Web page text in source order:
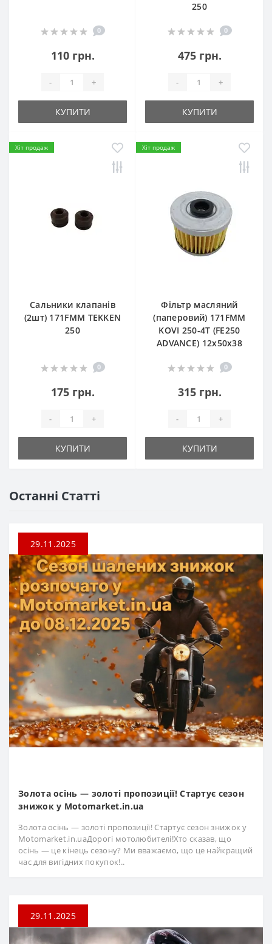
0
110 грн.
- +
КУПИТИ
250
0
475 грн.
- +
КУПИТИ
Хіт продаж
Сальники клапанів
(2шт) 171FMM TEKKEN
250
0
175 грн.
- +
КУПИТИ
Хіт продаж
Фільтр масляний
(паперовий) 171FMM
KOVI 250-4T (FE250
ADVANCE) 12х50х38
0
315 грн.
- +
КУПИТИ
Останні Статті
29.11.2025
Золота осінь — золоті пропозиції! Стартує сезон
знижок у Motomarket.in.ua
Золота осінь — золоті пропозиції! Стартує сезон знижок у
Motomarket.in.uaДорогі мотолюбителі!Хто сказав, що
осінь — це кінець сезону? Ми вважаємо, що це найкращий
час для вигідних покупок!..
29.11.2025